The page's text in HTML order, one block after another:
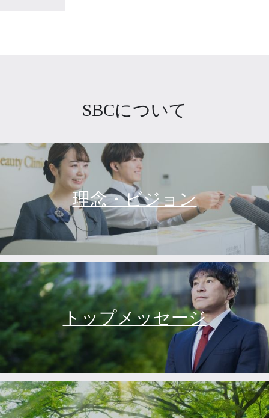
SBCについて
理念・ビジョン
トップメッセージ